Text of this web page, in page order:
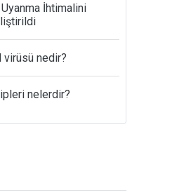
İhtimalini
virüsü nedir?
nelerdir?